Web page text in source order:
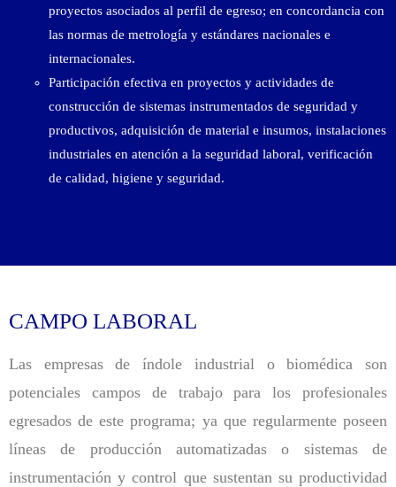
proyectos asociados al perfil de egreso; en concordancia con
las normas de metrología y estándares nacionales e
internacionales.
Participación efectiva en proyectos y actividades de
construcción de sistemas instrumentados de seguridad y
productivos, adquisición de material e insumos, instalaciones
industriales en atención a la seguridad laboral, verificación
de calidad, higiene y seguridad.
CAMPO LABORAL
Las empresas de índole industrial o biomédica son
potenciales campos de trabajo para los profesionales
egresados de este programa; ya que regularmente poseen
líneas de producción automatizadas o sistemas de
instrumentación y control que sustentan su productividad